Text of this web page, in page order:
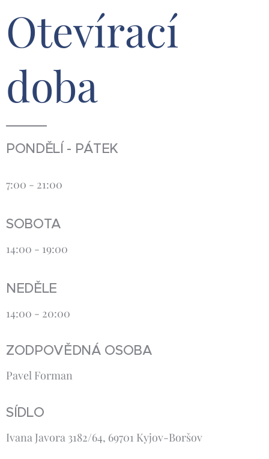
Otevírací
doba
PONDĚLÍ - PÁTEK
7:00 - 21:00
SOBOTA
14:00 - 19:00
NEDĚLE
14:00 - 20:00
ZODPOVĚDNÁ OSOBA
Pavel Forman
SÍDLO
Ivana Javora 3182/64, 69701 Kyjov-Boršov